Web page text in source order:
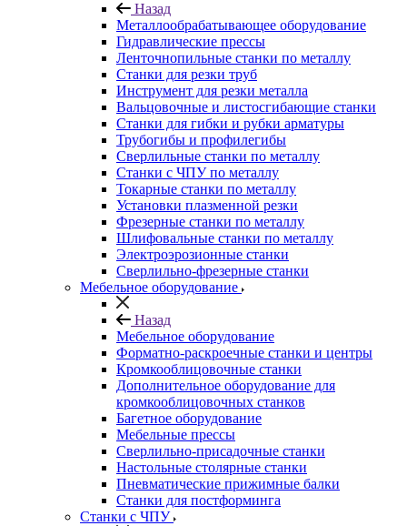
Назад
Металлообрабатывающее оборудование
Гидравлические прессы
Ленточнопильные станки по металлу
Станки для резки труб
Инструмент для резки металла
Вальцовочные и листосгибающие станки
Станки для гибки и рубки арматуры
Трубогибы и профилегибы
Сверлильные станки по металлу
Станки с ЧПУ по металлу
Токарные станки по металлу
Установки плазменной резки
Фрезерные станки по металлу
Шлифовальные станки по металлу
Электроэрозионные станки
Сверлильно-фрезерные станки
Мебельное оборудование
Назад
Мебельное оборудование
Форматно-раскроечные станки и центры
Кромкооблицовочные станки
Дополнительное оборудование для
кромкооблицовочных станков
Багетное оборудование
Мебельные прессы
Сверлильно-присадочные станки
Настольные столярные станки
Пневматические прижимные балки
Станки для постформинга
Станки с ЧПУ